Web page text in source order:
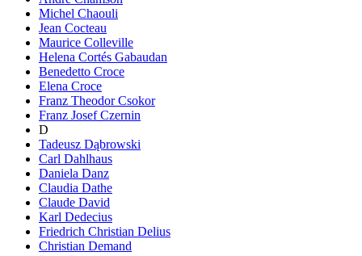
Michel Chaouli
Jean Cocteau
Maurice Colleville
Helena Cortés Gabaudan
Benedetto Croce
Elena Croce
Franz Theodor Csokor
Franz Josef Czernin
D
Tadeusz Dąbrowski
Carl Dahlhaus
Daniela Danz
Claudia Dathe
Claude David
Karl Dedecius
Friedrich Christian Delius
Christian Demand